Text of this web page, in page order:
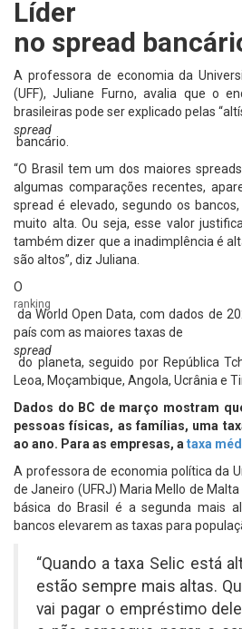
Líder
no spread
A professora de economia da
(UFF), Juliane Furno, avalia que o
brasileiras pode ser explicado pelas
spread
bancário.
“O Brasil tem um dos maiores
algumas comparações recentes,
spread é elevado, segundo os
muito alta. Ou seja, esse valor
também dizer que a inadimplência é
são altos”, diz Juliana.
O
ranking
da World Open Data, com dados de
país com as maiores taxas de
spread
do planeta, seguido por República
Leoa, Moçambique, Angola, Ucrânia e
Dados do BC de março mostram
pessoas físicas, as famílias, uma
ao ano. Para as empresas, a taxa
A professora de economia política da
de Janeiro (UFRJ) Maria Mello de
básica do Brasil é a segunda mais
bancos elevarem as taxas para
“Quando a taxa Selic está
estão sempre mais altas.
vai pagar o empréstimo